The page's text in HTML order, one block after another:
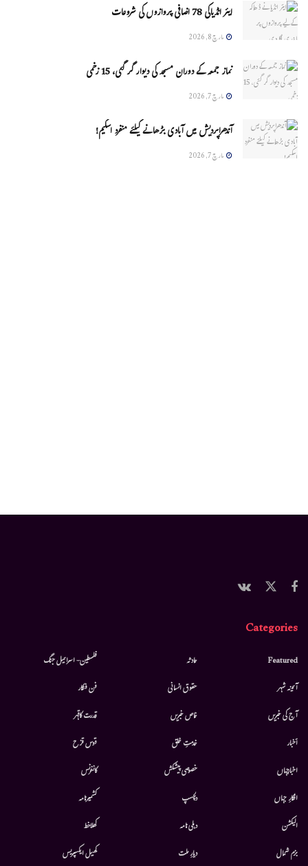
ایئر انڈیاکی 78 اضافی پروازوں کی شروعات
مارچ 8, 2026
نماز جمعہ کے دوران مسجد کی دیوار گر گئی، 15 زخمی
مارچ 7, 2026
آندھراپردیش میں آبادی بڑھانے کیلئے منفرد اسکیم!
مارچ 7, 2026
Categories
Featured
آئینہ شہر
آج کی خبریں
أخبار
اخبارجہاں
افکارِ جہاں
الیکشن
بزم شمال
حادثہ
حقوق انسانی
خاص خبریں
خدمتِ خلق
خصوصی پیشکش
دلچسپ
دہلی نامہ
دیارِ ملت
فلسطین- اسرائیل جنگ
فن فنکار
قدرت کاقہر
قوس قزح
کانفرنس
کشمیرنامہ
کھلاخط
کھیل ایکسپریس